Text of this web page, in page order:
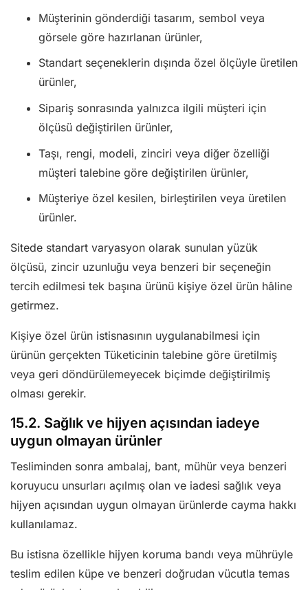
Müşterinin gönderdiği tasarım, sembol veya
görsele göre hazırlanan ürünler,
Standart seçeneklerin dışında özel ölçüyle üretilen
ürünler,
Sipariş sonrasında yalnızca ilgili müşteri için
ölçüsü değiştirilen ürünler,
Taşı, rengi, modeli, zinciri veya diğer özelliği
müşteri talebine göre değiştirilen ürünler,
Müşteriye özel kesilen, birleştirilen veya üretilen
ürünler.
Sitede standart varyasyon olarak sunulan yüzük
ölçüsü, zincir uzunluğu veya benzeri bir seçeneğin
tercih edilmesi tek başına ürünü kişiye özel ürün hâline
getirmez.
Kişiye özel ürün istisnasının uygulanabilmesi için
ürünün gerçekten Tüketicinin talebine göre üretilmiş
veya geri döndürülemeyecek biçimde değiştirilmiş
olması gerekir.
15.2. Sağlık ve hijyen açısından iadeye
uygun olmayan ürünler
Tesliminden sonra ambalaj, bant, mühür veya benzeri
koruyucu unsurları açılmış olan ve iadesi sağlık veya
hijyen açısından uygun olmayan ürünlerde cayma hakkı
kullanılamaz.
Bu istisna özellikle hijyen koruma bandı veya mührüyle
teslim edilen küpe ve benzeri doğrudan vücutla temas